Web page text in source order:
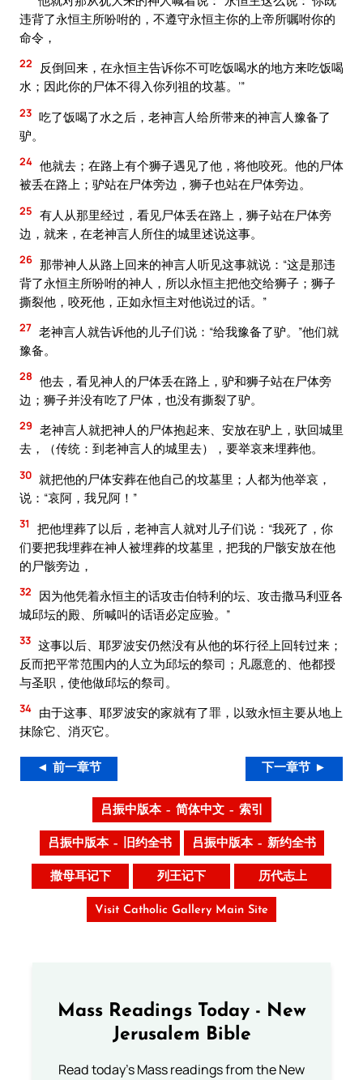
违背了永恒主所吩咐的，不遵守永恒主你的上帝所嘱咐你的
命令，
22
反倒回来，在永恒主告诉你不可吃饭喝水的地方来吃饭喝
水；因此你的尸体不得入你列祖的坟墓。’”
23 吃了饭喝了水之后，老神言人给所带来的神言人豫备了
驴。
24 他就去；在路上有个狮子遇见了他，将他咬死。他的尸体
被丢在路上；驴站在尸体旁边，狮子也站在尸体旁边。
25 有人从那里经过，看见尸体丢在路上，狮子站在尸体旁
边，就来，在老神言人所住的城里述说这事。
26 那带神人从路上回来的神言人听见这事就说：“这是那违
背了永恒主所吩咐的神人，所以永恒主把他交给狮子；狮子
撕裂他，咬死他，正如永恒主对他说过的话。”
27 老神言人就告诉他的儿子们说：“给我豫备了驴。”他们就
豫备。
28 他去，看见神人的尸体丢在路上，驴和狮子站在尸体旁
边；狮子并没有吃了尸体，也没有撕裂了驴。
29 老神言人就把神人的尸体抱起来、安放在驴上，驮回城里
去，（传统：到老神言人的城里去），要举哀来埋葬他。
30 就把他的尸体安葬在他自己的坟墓里；人都为他举哀，
说：“哀阿，我兄阿！”
31
把他埋葬了以后，老神言人就对儿子们说：“我死了，你
们要把我埋葬在神人被埋葬的坟墓里，把我的尸骸安放在他
的尸骸旁边，
32
因为他凭着永恒主的话攻击伯特利的坛、攻击撒马利亚各
城邱坛的殿、所喊叫的话语必定应验。”
33 这事以后、耶罗波安仍然没有从他的坏行径上回转过来；
反而把平常范围内的人立为邱坛的祭司；凡愿意的、他都授
与圣职，使他做邱坛的祭司。
34 由于这事、耶罗波安的家就有了罪，以致永恒主要从地上
抹除它、消灭它。
◄ 前一章节 下一章节 ►
吕振中版本 – 简体中文 – 索引
吕振中版本 – 旧约全书 吕振中版本 – 新约全书
撒母耳记下 列王记下 历代志上
Visit Catholic Gallery Main Site
Mass Readings Today - New
Jerusalem Bible
Read today's Mass readings from the New